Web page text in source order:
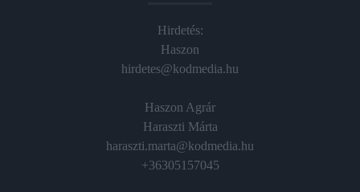
Hirdetés:
Haszon
hirdetes@kodmedia.hu
Haszon Agrár
Haraszti Márta
haraszti.marta@kodmedia.hu
+36305157045